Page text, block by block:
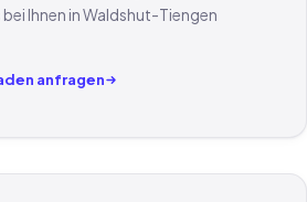
Ihnen in Waldshut-Tiengen
anfragen